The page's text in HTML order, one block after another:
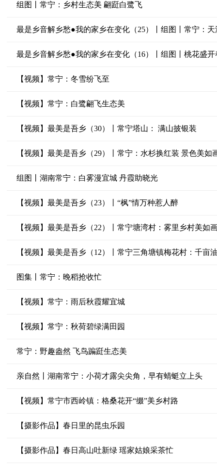
组图丨常宁：乡村生态美 翩跹白鹭飞
最是乡音解乡愁●我的家乡在变化（25）丨组图丨常宁：
最是乡音解乡愁●我的家乡在变化（16）丨组图丨桃花盛开
【视频】常宁：冬雪纷飞至
【视频】常宁：白鹭翩飞生态美
【视频】最美是吾乡（30）丨常宁塔山： 满山披银装
【视频】最美是吾乡（29）丨常宁：水杉换红装 景色美如
组图丨湖南常宁：白雾漫宜城 丹霞助晓光
【视频】最美是吾乡（23）丨“枫”情万种惹人醉
【视频】最美是吾乡（22）丨常宁塘湾村：雾里乡村美如
【视频】最美是吾乡（12）丨常宁三角塘镇梅花村：千亩
图集丨常宁：晚稻抢收忙
【视频】常宁：雨后秋霞耀宜城
【视频】常宁：秋荷碧绿满田园
常宁：野趣盎然 飞鸟蹁跹生态美
亲自然丨湖南常宁：小荷才露尖尖角，早有蜻蜓立上头
【视频】常宁市西岭镇：格桑花开“缀”美乡村路
【摄影作品】春日里的昆虫乐园
【摄影作品】春日高山吐新绿 瑶家姑娘采茶忙